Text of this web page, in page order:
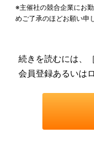
※主催社の競合企業にお
めご了承のほどお願い申
続きを読むには、
会員登録あるいは